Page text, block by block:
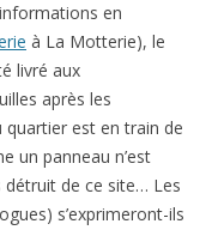
en
à La Motterie), le
livré aux
après les
est en train de
un panneau n’est
détruit de ce site… Les
s’exprimeront-ils